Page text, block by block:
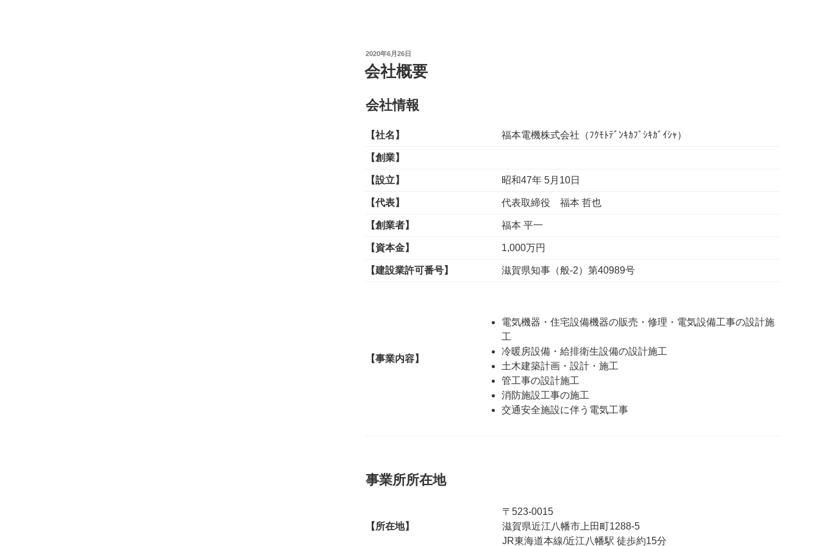
投
稿
日:
2020年6月26日
会社概要
会社情報
【社名】 福本電機株式会社（ﾌｸﾓﾄﾃﾞﾝｷｶﾌﾞｼｷｶﾞｲｼｬ）
【創業】
【設立】 昭和47年 5月10日
【代表】 代表取締役 福本 哲也
【創業者】 福本 平一
【資本金】 1,000万円
【建設業許可番号】 滋賀県知事（般-2）第40989号
【事業内容】
電気機器・住宅設備機器の販売・修理・電気設備工事の設計施
工
冷暖房設備・給排衛生設備の設計施工
土木建築計画・設計・施工
管工事の設計施工
消防施設工事の施工
交通安全施設に伴う電気工事
事業所所在地
【所在地】
〒523-0015
滋賀県近江八幡市上田町1288‐5
JR東海道本線/近江八幡駅 徒歩約15分